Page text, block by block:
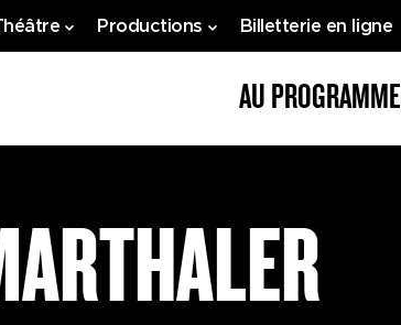
Productions Billetterie en ligne
AU PROGRAMME